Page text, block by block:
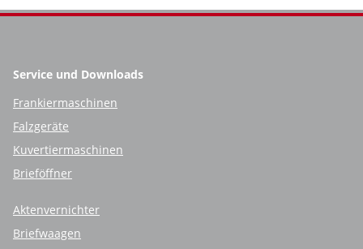
Service und Downloads
Frankiermaschinen
Falzgeräte
Kuvertiermaschinen
Brieföffner
Aktenvernichter
Briefwaagen